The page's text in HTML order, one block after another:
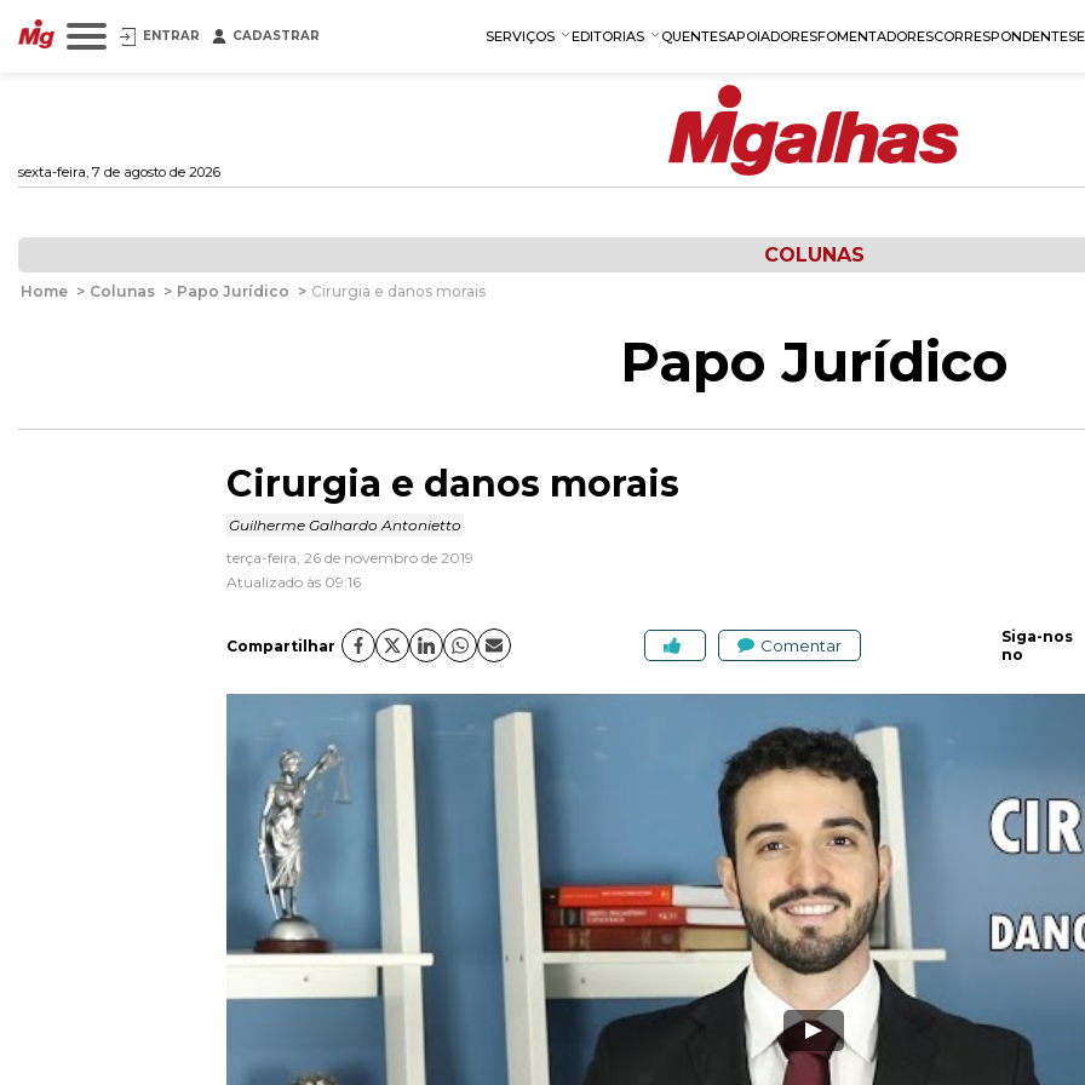
ENTRAR CADASTRAR SERVIÇOS EDITORIAS QUENTESAPOIADORESFOMENTADORESCORRESPONDENTES
sexta-feira, 7 de agosto de 2026
COLUNAS
Home > Colunas > Papo Jurídico > Cirurgia e danos morais
Papo Jurídico
Cirurgia e danos morais
Guilherme Galhardo Antonietto
terça-feira, 26 de novembro de 2019
Atualizado às 09:16
Compartilhar Comentar
Siga-nos
no